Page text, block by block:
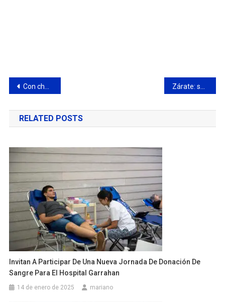
Navegación
de
entradas
Con charlas de concientización, la Secretaría de Salud adhiere a la Semana de la Lactancia Materna
RELATED POSTS
Invitan A Participar De Una Nueva Jornada De Donación De
Sangre Para El Hospital Garrahan
14 de enero de 2025 mariano